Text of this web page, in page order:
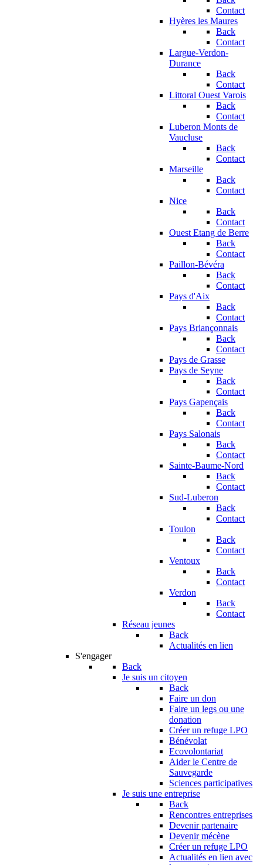
Contact
Hyères les Maures
Back
Contact
Largue-Verdon-
Durance
Back
Contact
Littoral Ouest Varois
Back
Contact
Luberon Monts de
Vaucluse
Back
Contact
Marseille
Back
Contact
Nice
Back
Contact
Ouest Etang de Berre
Back
Contact
Paillon-Bévéra
Back
Contact
Pays d'Aix
Back
Contact
Pays Briançonnais
Back
Contact
Pays de Grasse
Pays de Seyne
Back
Contact
Pays Gapençais
Back
Contact
Pays Salonais
Back
Contact
Sainte-Baume-Nord
Back
Contact
Sud-Luberon
Back
Contact
Toulon
Back
Contact
Ventoux
Back
Contact
Verdon
Back
Contact
Réseau jeunes
Back
Actualités en lien
S'engager
Back
Je suis un citoyen
Back
Faire un don
Faire un legs ou une
donation
Créer un refuge LPO
Bénévolat
Ecovolontariat
Aider le Centre de
Sauvegarde
Sciences participatives
Je suis une entreprise
Back
Rencontres entreprises
Devenir partenaire
Devenir mécène
Créer un refuge LPO
Actualités en lien avec